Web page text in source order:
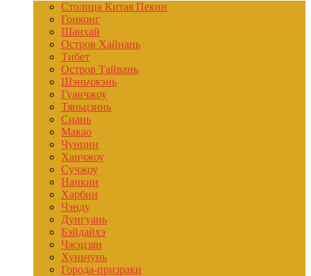
Столица Китая Пекин
Гонконг
Шанхай
Остров Хайнань
Тибет
Остров Тайвань
Шэньчжэнь
Гуанчжоу
Тяньцзинь
Сиань
Макао
Чунцин
Ханчжоу
Сучжоу
Нанкин
Харбин
Чэнду
Дунгуань
Бэйдайхэ
Чжэцзян
Хуньчунь
Города-призраки